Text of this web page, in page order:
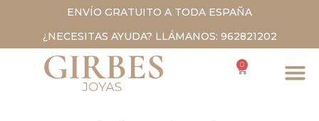
ENVÍO GRATUITO A TODA ESPAÑA
¿NECESITAS AYUDA? LLÁMANOS: 962821202
0